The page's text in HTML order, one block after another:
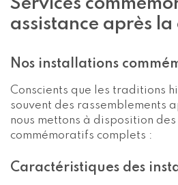
Services
assistance après
Nos installations
Conscients que les traditions
souvent des rassemblements
nous mettons à disposition des
commémoratifs complets :
Caractéristiques des